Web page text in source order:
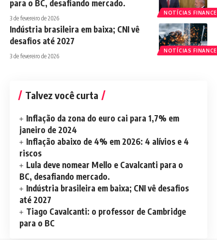
NOTÍCIAS
para o BC, desafiando mercado.
3 de fevereiro de 2026
NOTÍCIAS
Indústria brasileira em baixa; CNI vê
desafios até 2027
3 de fevereiro de 2026
Talvez você curta
Inflação da zona do euro cai para 1,7% em
janeiro de 2024
Inflação abaixo de 4% em 2026: 4 alívios e 4
riscos
Lula deve nomear Mello e Cavalcanti para o
BC, desafiando mercado.
Indústria brasileira em baixa; CNI vê desafios
até 2027
Tiago Cavalcanti: o professor de Cambridge
para o BC